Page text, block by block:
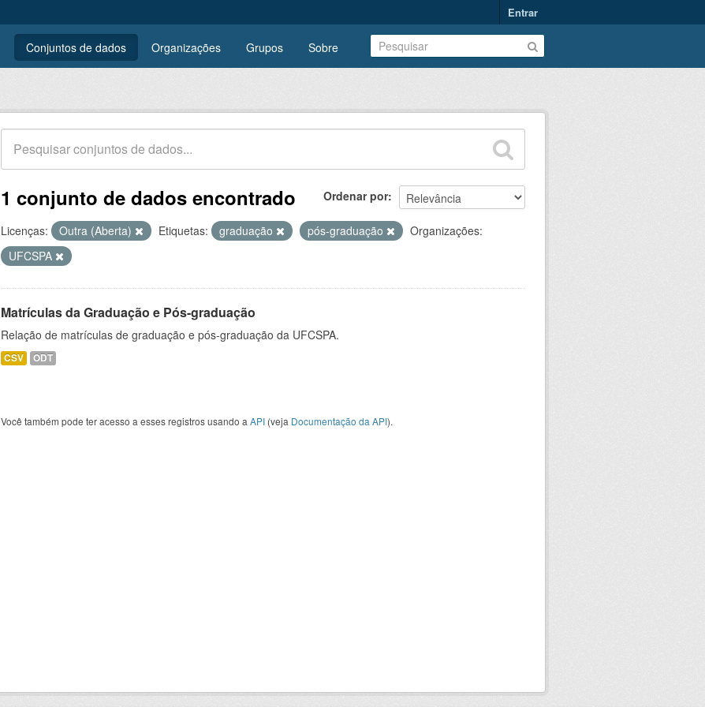
Entrar
Conjuntos de dados Organizações Grupos Sobre
Ordenar por
1 conjunto de dados encontrado
Licenças: Outra (Aberta) Etiquetas: graduação pós-graduação
Organizações:
UFCSPA
Matrículas da Graduação e Pós-graduação
Relação de matrículas de graduação e pós-graduação da UFCSPA.
CSV ODT
Você também pode ter acesso a esses registros usando a API (veja Documentação da API).